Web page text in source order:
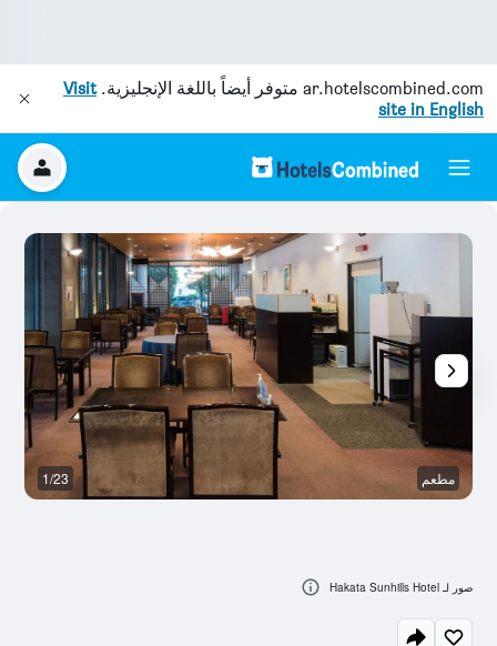
ar.hotelscombined.com متوفر أيضاً باللغة الإنجليزية.Visit
site in English
مطعم 1/23
صور لـ Hakata Sunhills Hotel